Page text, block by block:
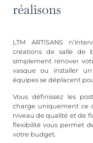
réalisons
LTM ARTISANS
créations de salle de
simplement rénover
vasque ou installer
équipes se déplacent
Vous définissez les
charge uniquement ce
niveau de qualité et de
flexibilité vous permet
votre budget.